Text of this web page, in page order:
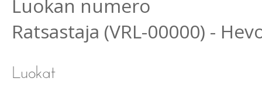
Luokan numero
Ratsastaja (VRL-00000) -